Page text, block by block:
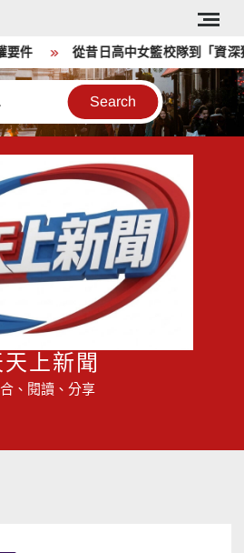
從昔日高中女籃校隊到「資深
上新聞
、閱讀、分享